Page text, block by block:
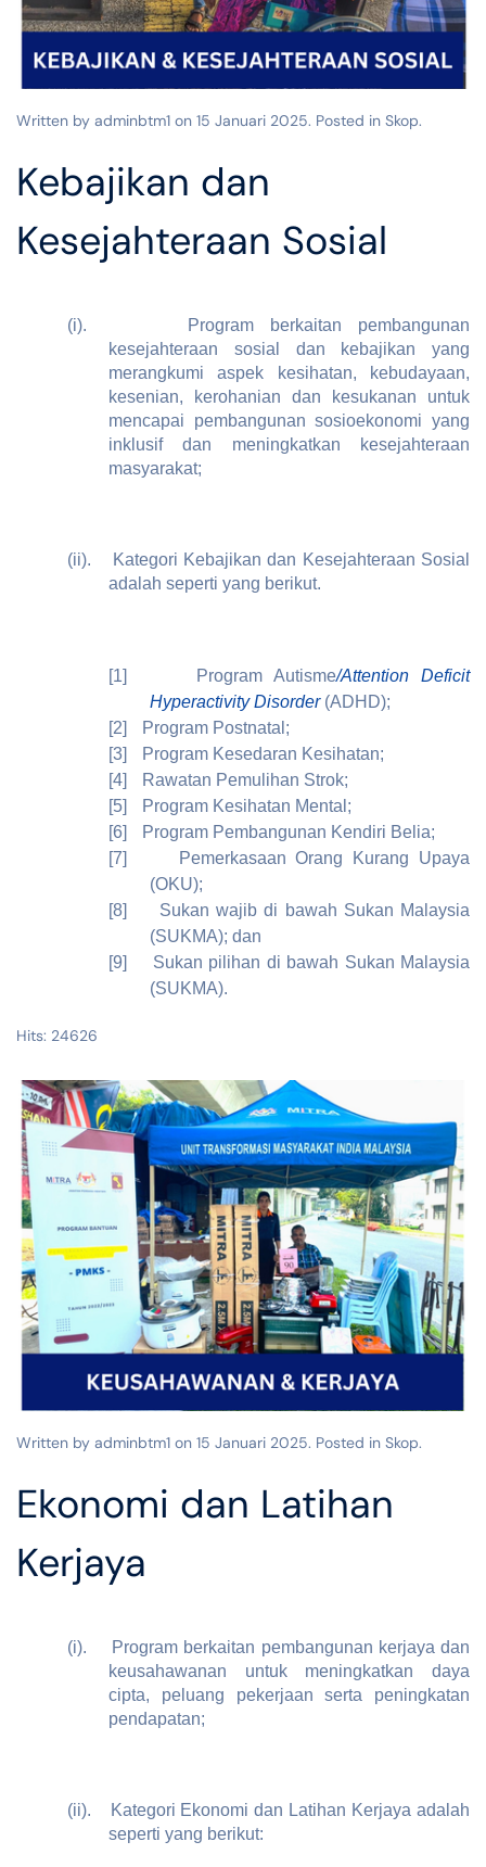
Written by adminbtm1 on 15 Januari 2025. Posted in Skop.
Kebajikan dan
Kesejahteraan Sosial
(i).
Program berkaitan pembangunan
kesejahteraan sosial dan kebajikan yang
merangkumi aspek kesihatan, kebudayaan,
kesenian, kerohanian dan kesukanan untuk
mencapai pembangunan sosioekonomi yang
inklusif dan meningkatkan kesejahteraan
masyarakat;
(ii).
Kategori Kebajikan dan Kesejahteraan Sosial
adalah seperti yang berikut.
[1] Program Autisme/Attention Deficit
Hyperactivity Disorder(ADHD);
[2]
Program Postnatal;
[3]
Program Kesedaran Kesihatan;
[4]
Rawatan Pemulihan Strok;
[5]
Program Kesihatan Mental;
[6]
Program Pembangunan Kendiri Belia;
[7]
Pemerkasaan Orang Kurang Upaya
(OKU);
[8]
Sukan wajib di bawah Sukan Malaysia
(SUKMA); dan
[9]
Sukan pilihan di bawah Sukan Malaysia
(SUKMA).
Hits: 24626
Written by adminbtm1 on 15 Januari 2025. Posted in Skop.
Ekonomi dan Latihan
Kerjaya
(i).
Program berkaitan pembangunan kerjaya dan
keusahawanan untuk meningkatkan daya
cipta, peluang pekerjaan serta peningkatan
pendapatan;
(ii).
Kategori Ekonomi dan Latihan Kerjaya adalah
seperti yang berikut: